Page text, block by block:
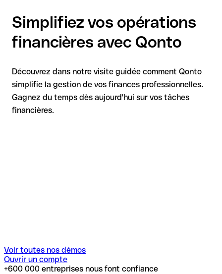
Simplifiez vos opérations
financières avec Qonto
Découvrez dans notre visite guidée comment Qonto
simplifie la gestion de vos finances professionnelles.
Gagnez du temps dès aujourd'hui sur vos tâches
financières.
Voir toutes nos démos
Ouvrir un compte
+600 000 entreprises nous font confiance